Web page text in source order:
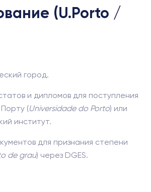
(U.Porto /
город.
и дипломов для поступления
(Universidade do Porto) или
институт.
для признания степени
de grau) через DGES.